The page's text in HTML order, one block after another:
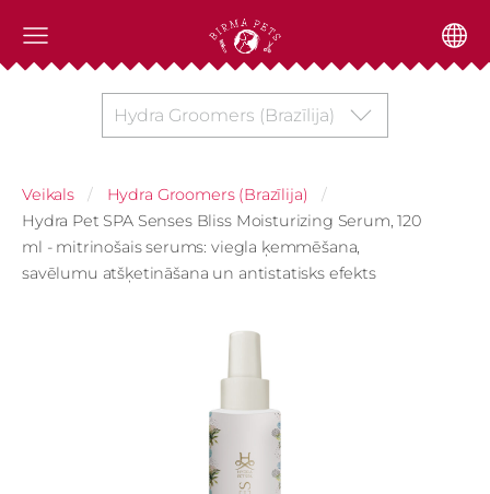
Hydra Groomers (Brazīlija)
Veikals
Hydra Groomers (Brazīlija)
Hydra Pet SPA Senses Bliss Moisturizing Serum, 120
ml - mitrinošais serums: viegla ķemmēšana,
savēlumu atšķetināšana un antistatisks efekts